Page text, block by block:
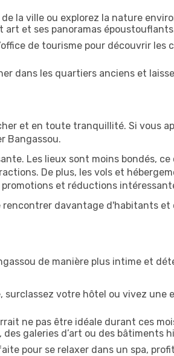
la ville ou explorez la nature
et ses panoramas
de tourisme pour découvrir
dans les quartiers anciens et
et en toute tranquillité. Si vous
Bangassou.
Les lieux sont moins bondés,
De plus, les vols et
et réductions
davantage d'habitants
de manière plus intime et
votre hôtel ou vivez une
ne pas être idéale durant ces
galeries d’art ou des bâtiments
pour se relaxer dans un spa,